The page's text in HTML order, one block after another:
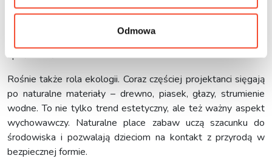
Odmowa
z niej korzystać dzieci o różnych możliwościach fizycznych,
emocjonalnych i poznawczych. Równość dostępu do zabawy
społeczności.
Rośnie także rola ekologii. Coraz częściej projektanci sięgają
po naturalne materiały – drewno, piasek, głazy, strumienie
wodne. To nie tylko trend estetyczny, ale też ważny aspekt
wychowawczy. Naturalne place zabaw uczą szacunku do
środowiska i pozwalają dzieciom na kontakt z przyrodą w
bezpiecznej formie.